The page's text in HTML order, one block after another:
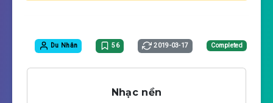
Du Nhân 56 2019-03-17 Completed
Nhạc nền